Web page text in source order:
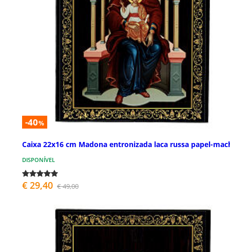
-40%
Caixa 22x16 cm Madona entronizada laca russa papel-
DISPONÍVEL
€ 29,40 € 49,00